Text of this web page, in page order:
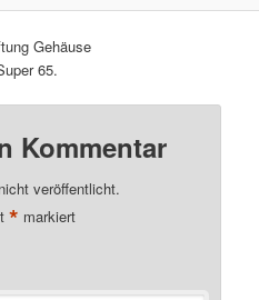
Gehäuse
65.
Kommentar
veröffentlicht.
* markiert